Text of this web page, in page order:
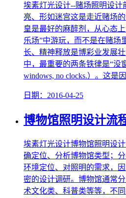
埃素灯光设计--赌场照明设计
亮、形如迷宫这是走近赌场
皇是最好的麻醉剂，从心态
乐场”中游玩，而不是在赌场
长、精神释放是博彩业发展
中，最重要的两条铁律是“没
windows, no clocks.）。这是
日期：2016-04-25
博物馆照明设计流
埃素灯光设计博物馆照明设
确定位、分析博物馆类型；
环境定位、对照明的需求，
密的设计调研。博物馆通常
术文化类、科普类等等，不